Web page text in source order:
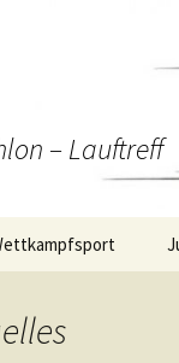
– Lauftreff